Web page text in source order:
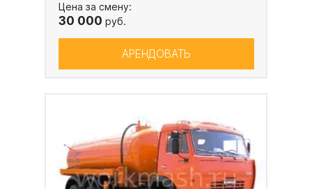
Цена за смену:
30 000 руб.
АРЕНДОВАТЬ